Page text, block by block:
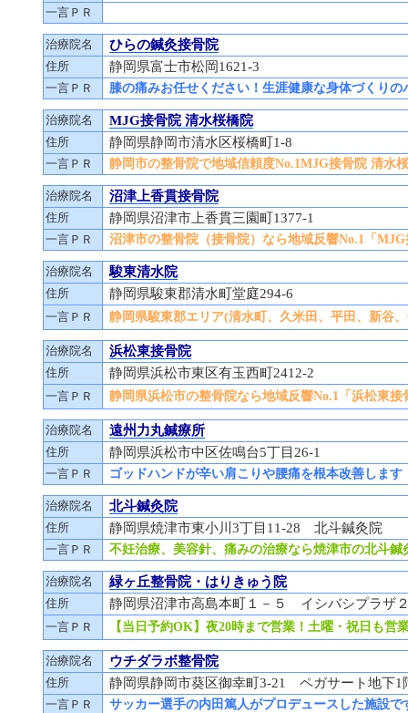
一言ＰＲ
治療院名 ひらの鍼灸接骨院
住所 静岡県富士市松岡1621-3
一言ＰＲ 膝の痛みお任せください！生涯健康な身体づくり
治療院名 MJG接骨院 清水桜橋院
住所 静岡県静岡市清水区桜橋町1-8
一言ＰＲ 静岡市の整骨院で地域信頼度No.1MJG接骨院 清水
治療院名 沼津上香貫接骨院
住所 静岡県沼津市上香貫三園町1377-1
一言ＰＲ 沼津市の整骨院（接骨院）なら地域反響No.1「
治療院名 駿東清水院
住所 静岡県駿東郡清水町堂庭294-6
一言ＰＲ 静岡県駿東郡エリア(清水町、久米田、平田、新谷
治療院名 浜松東接骨院
住所 静岡県浜松市東区有玉西町2412-2
一言ＰＲ 静岡県浜松市の整骨院なら地域反響No.1「浜松東接
治療院名 遠州力丸鍼療所
住所 静岡県浜松市中区佐鳴台5丁目26-1
一言ＰＲ ゴッドハンドが辛い肩こりや腰痛を根本改善します
治療院名 北斗鍼灸院
住所 静岡県焼津市東小川3丁目11-28 北斗鍼灸院
一言ＰＲ 不妊治療、美容針、痛みの治療なら焼津市の北斗鍼
治療院名 緑ヶ丘整骨院・はりきゅう院
住所 静岡県沼津市高島本町１－５ イシバシプラザ
一言ＰＲ 【当日予約OK】夜20時まで営業！土曜・祝日も営
治療院名 ウチダラボ整骨院
住所 静岡県静岡市葵区御幸町3-21 ペガサート地下1
一言ＰＲ サッカー選手の内田篤人がプロデュースした施設で